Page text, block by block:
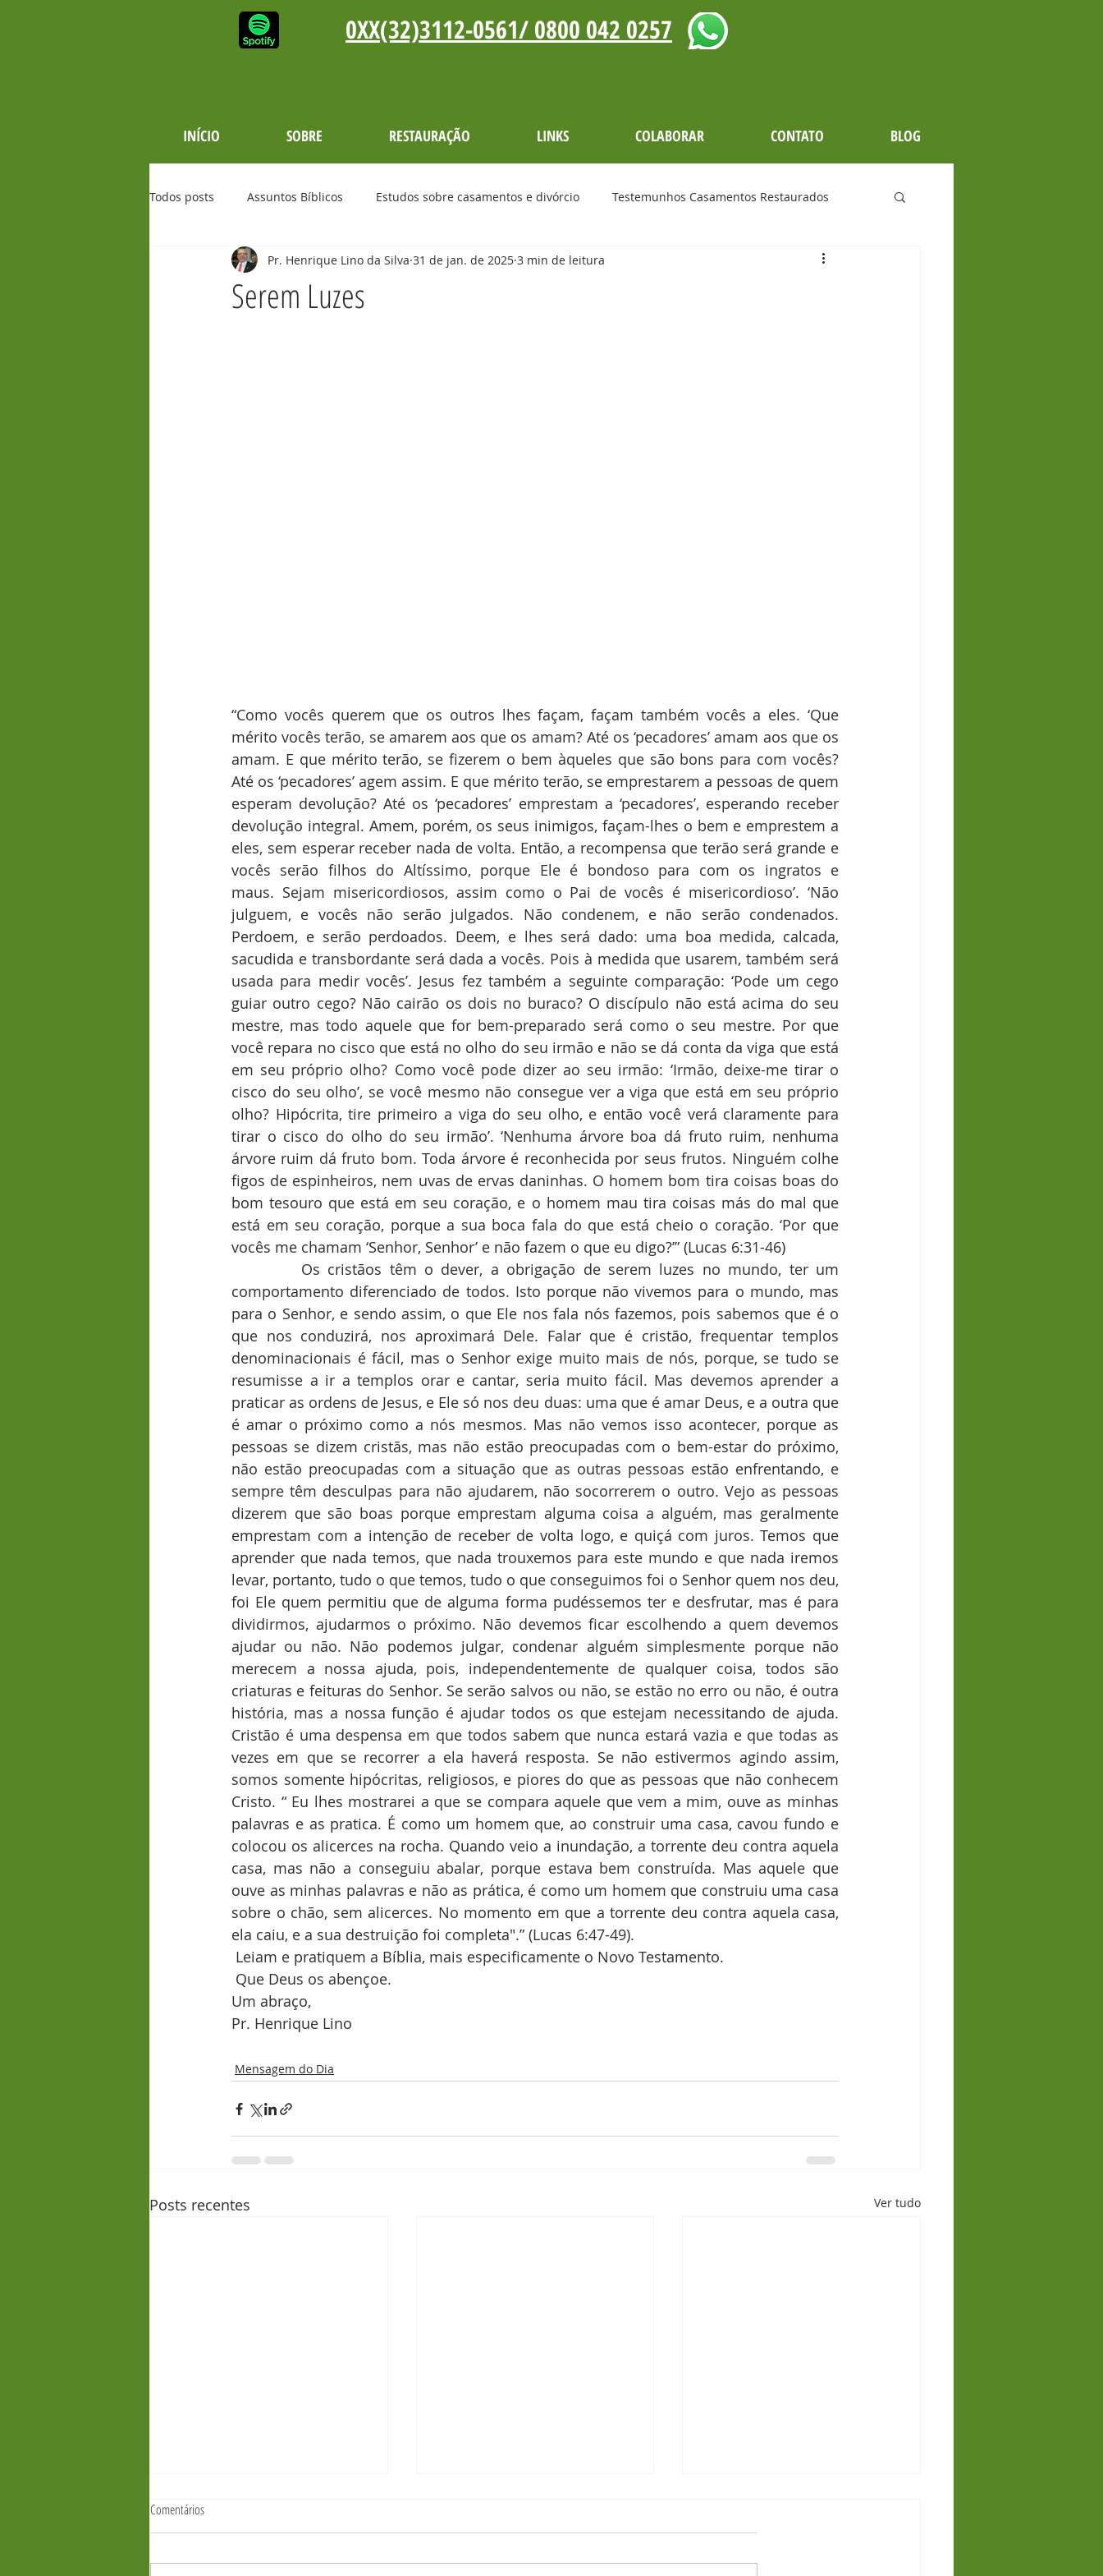
/ 0800 042 0257
0XX(32)3112-0561
INÍCIO SOBRE RESTAURAÇÃO LINKS COLABORAR CONTATO BLOG
Todos posts Assuntos Bíblicos Estudos sobre casamentos e divórcio Testemunhos Casamentos Restaurados
Versículos Bíblicos Testemunhos Mensagem do Dia Lives
Serem Luzes
Pr. Henrique Lino da Silva 31 de jan. de 2025 3 min de leitura
“Como vocês querem que os outros lhes façam, façam também vocês a eles. ‘Que
mérito vocês terão, se amarem aos que os amam? Até os ‘pecadores’ amam aos que os
amam. E que mérito terão, se fizerem o bem àqueles que são bons para com vocês?
Até os ‘pecadores’ agem assim. E que mérito terão, se emprestarem a pessoas de quem
esperam devolução? Até os ‘pecadores’ emprestam a ‘pecadores’, esperando receber
devolução integral. Amem, porém, os seus inimigos, façam-lhes o bem e emprestem a
eles, sem esperar receber nada de volta. Então, a recompensa que terão será grande e
vocês serão filhos do Altíssimo, porque Ele é bondoso para com os ingratos e
maus. Sejam misericordiosos, assim como o Pai de vocês é misericordioso’. ‘Não
julguem, e vocês não serão julgados. Não condenem, e não serão condenados.
Perdoem, e serão perdoados. Deem, e lhes será dado: uma boa medida, calcada,
sacudida e transbordante será dada a vocês. Pois à medida que usarem, também será
usada para medir vocês’. Jesus fez também a seguinte comparação: ‘Pode um cego
guiar outro cego? Não cairão os dois no buraco? O discípulo não está acima do seu
mestre, mas todo aquele que for bem-preparado será como o seu mestre. Por que
você repara no cisco que está no olho do seu irmão e não se dá conta da viga que está
em seu próprio olho? Como você pode dizer ao seu irmão: ‘Irmão, deixe-me tirar o
cisco do seu olho’, se você mesmo não consegue ver a viga que está em seu próprio
olho? Hipócrita, tire primeiro a viga do seu olho, e então você verá claramente para
tirar o cisco do olho do seu irmão’. ‘Nenhuma árvore boa dá fruto ruim, nenhuma
árvore ruim dá fruto bom. Toda árvore é reconhecida por seus frutos. Ninguém colhe
figos de espinheiros, nem uvas de ervas daninhas. O homem bom tira coisas boas do
bom tesouro que está em seu coração, e o homem mau tira coisas más do mal que
está em seu coração, porque a sua boca fala do que está cheio o coração. ‘Por que
vocês me chamam ‘Senhor, Senhor’ e não fazem o que eu digo?’” (Lucas 6:31-46)
Os cristãos têm o dever, a obrigação de serem luzes no mundo, ter um
comportamento diferenciado de todos. Isto porque não vivemos para o mundo, mas
para o Senhor, e sendo assim, o que Ele nos fala nós fazemos, pois sabemos que é o
que nos conduzirá, nos aproximará Dele. Falar que é cristão, frequentar templos
denominacionais é fácil, mas o Senhor exige muito mais de nós, porque, se tudo se
resumisse a ir a templos orar e cantar, seria muito fácil. Mas devemos aprender a
praticar as ordens de Jesus, e Ele só nos deu duas: uma que é amar Deus, e a outra que
é amar o próximo como a nós mesmos. Mas não vemos isso acontecer, porque as
pessoas se dizem cristãs, mas não estão preocupadas com o bem-estar do próximo,
não estão preocupadas com a situação que as outras pessoas estão enfrentando, e
sempre têm desculpas para não ajudarem, não socorrerem o outro. Vejo as pessoas
dizerem que são boas porque emprestam alguma coisa a alguém, mas geralmente
emprestam com a intenção de receber de volta logo, e quiçá com juros. Temos que
aprender que nada temos, que nada trouxemos para este mundo e que nada iremos
levar, portanto, tudo o que temos, tudo o que conseguimos foi o Senhor quem nos deu,
foi Ele quem permitiu que de alguma forma pudéssemos ter e desfrutar, mas é para
dividirmos, ajudarmos o próximo. Não devemos ficar escolhendo a quem devemos
ajudar ou não. Não podemos julgar, condenar alguém simplesmente porque não
merecem a nossa ajuda, pois, independentemente de qualquer coisa, todos são
criaturas e feituras do Senhor. Se serão salvos ou não, se estão no erro ou não, é outra
história, mas a nossa função é ajudar todos os que estejam necessitando de ajuda.
Cristão é uma despensa em que todos sabem que nunca estará vazia e que todas as
vezes em que se recorrer a ela haverá resposta. Se não estivermos agindo assim,
somos somente hipócritas, religiosos, e piores do que as pessoas que não conhecem
Cristo. “ Eu lhes mostrarei a que se compara aquele que vem a mim, ouve as minhas
palavras e as pratica. É como um homem que, ao construir uma casa, cavou fundo e
colocou os alicerces na rocha. Quando veio a inundação, a torrente deu contra aquela
casa, mas não a conseguiu abalar, porque estava bem construída. Mas aquele que
ouve as minhas palavras e não as prática, é como um homem que construiu uma casa
sobre o chão, sem alicerces. No momento em que a torrente deu contra aquela casa,
ela caiu, e a sua destruição foi completa".” (Lucas 6:47-49).
Leiam e pratiquem a Bíblia, mais especificamente o Novo Testamento.
Que Deus os abençoe.
Um abraço,
Pr. Henrique Lino
Mensagem do Dia
Posts recentes Ver tudo
Comentários